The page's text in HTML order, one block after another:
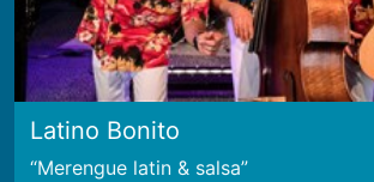
Latino Bonito
Merengue latin & salsa